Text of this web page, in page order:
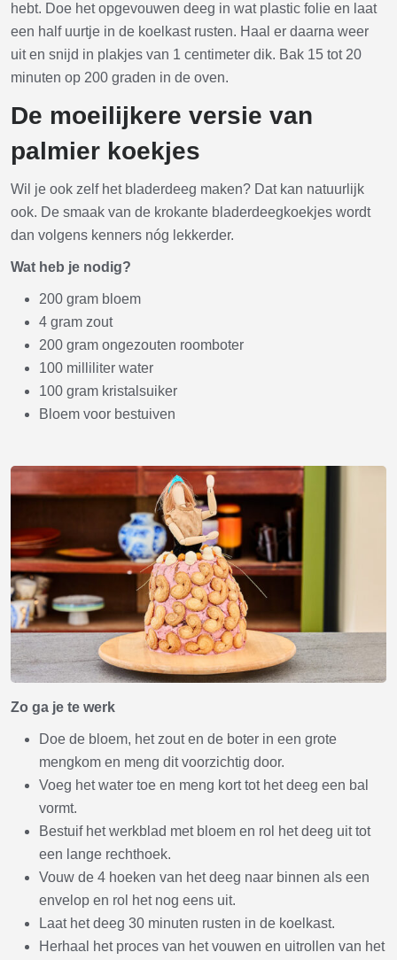
hebt. Doe het opgevouwen deeg in wat plastic folie en laat
een half uurtje in de koelkast rusten. Haal er daarna weer
uit en snijd in plakjes van 1 centimeter dik. Bak 15 tot 20
minuten op 200 graden in de oven.
De moeilijkere versie van
palmier koekjes
Wil je ook zelf het bladerdeeg maken? Dat kan natuurlijk
ook. De smaak van de krokante bladerdeegkoekjes wordt
dan volgens kenners nóg lekkerder.
Wat heb je nodig?
200 gram bloem
4 gram zout
200 gram ongezouten roomboter
100 milliliter water
100 gram kristalsuiker
Bloem voor bestuiven
Zo ga je te werk
Doe de bloem, het zout en de boter in een grote
mengkom en meng dit voorzichtig door.
Voeg het water toe en meng kort tot het deeg een bal
vormt.
Bestuif het werkblad met bloem en rol het deeg uit tot
een lange rechthoek.
Vouw de 4 hoeken van het deeg naar binnen als een
envelop en rol het nog eens uit.
Laat het deeg 30 minuten rusten in de koelkast.
Herhaal het proces van het vouwen en uitrollen van het